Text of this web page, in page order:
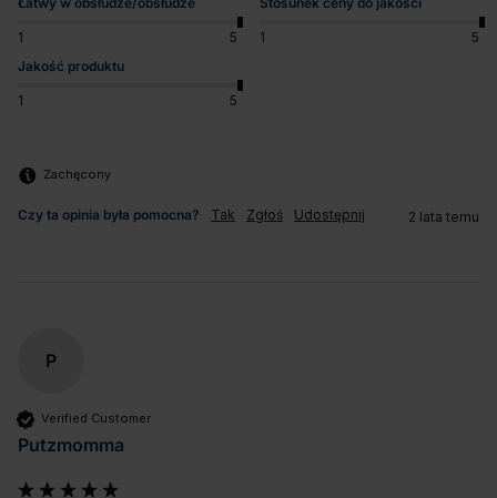
1 5 1
5
Jakość produktu
1 5
Zachęcony
Czy ta opinia była pomocna? Tak Zgłoś Udostępnij 2 lata temu
P
Verified Customer
Putzmomma